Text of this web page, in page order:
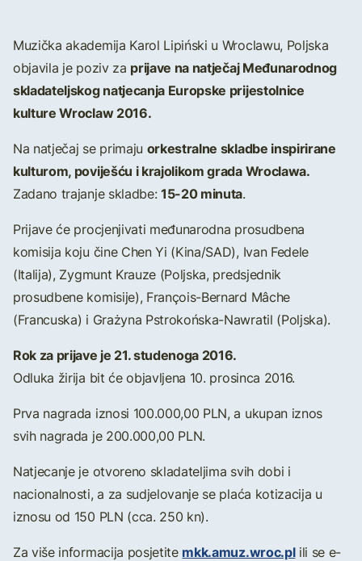
Muzička akademija Karol Lipiński u Wroclawu, Poljska
objavila je poziv za prijave na natječaj Međunarodnog
skladateljskog natjecanja Europske prijestolnice
kulture Wroclaw 2016.
Na natječaj se primaju orkestralne skladbe inspirirane
kulturom, poviješću i krajolikom grada Wroclawa.
Zadano trajanje skladbe:15-20 minuta.
Prijave će procjenjivati međunarodna prosudbena
komisija koju čine Chen Yi (Kina/SAD), Ivan Fedele
(Italija), Zygmunt Krauze (Poljska, predsjednik
prosudbene komisije), François-Bernard Mâche
(Francuska) i Grażyna Pstrokońska-Nawratil (Poljska).
Rok za prijave je 21. studenoga 2016.
Odluka žirija bit će objavljena 10. prosinca 2016.
Prva nagrada iznosi 100.000,00 PLN, a ukupan iznos
svih nagrada je 200.000,00 PLN.
Natjecanje je otvoreno skladateljima svih dobi i
nacionalnosti, a za sudjelovanje se plaća kotizacija u
iznosu od 150 PLN (cca. 250 kn).
Za više informacija posjetite mkk.amuz.wroc.plili se e-